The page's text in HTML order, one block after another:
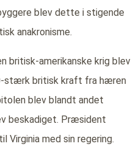
blev dette i stigende
anakronisme.
britisk-amerikanske krig blev
stærk britisk kraft fra hæren
blev blandt andet
beskadiget. Præsident
med sin regering.